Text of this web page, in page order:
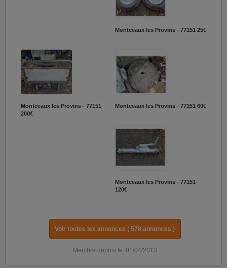
Montceaux les Provins - 77151 25€
Montceaux les Provins - 77151
200€
Montceaux les Provins - 77151 60€
Montceaux les Provins - 77151
120€
Voir toutes les annonces ( 578 annonces )
Membre depuis le: 01/04/2013